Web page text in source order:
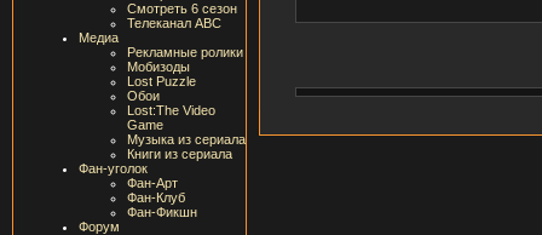
Смотреть 6 сезон
Телеканал ABC
Медиа
Рекламные ролики
Мобизоды
Lost Puzzle
Обои
Lost:The Video
Game
Музыка из сериала
Книги из сериала
Фан-уголок
Фан-Арт
Фан-Клуб
Фан-Фикшн
Форум